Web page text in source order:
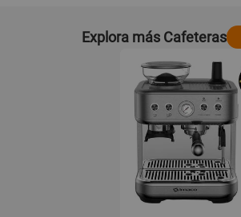
Explora más Cafeteras